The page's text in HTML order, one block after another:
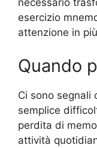
necessario
esercizio
attenzione in
Quando
Ci sono segnali
semplice
perdita di
attività